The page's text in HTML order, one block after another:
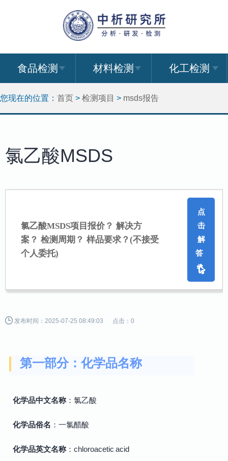
食品检测 材料检测 化工检测
您现在的位置： 首页 > 检测项目 > msds报告
氯乙酸MSDS
氯乙酸MSDS项目报价？ 解决方
案？ 检测周期？ 样品要求？ (不接受
个人委托)
点
击
解
答
发布时间：2025-07-25 08:49:03 点击：0
第一部分：化学品名称
化学品中文名称：氯乙酸
化学品俗名 ：一氯醋酸
化学品英文名称：chloroacetic acid